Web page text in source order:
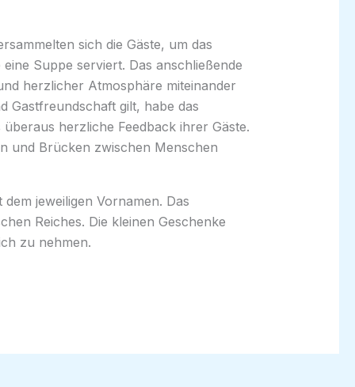
sich die Gäste, um das
Suppe serviert. Das anschließende
herzlicher Atmosphäre miteinander
Gastfreundschaft gilt, habe das
herzliche Feedback ihrer Gäste.
und Brücken zwischen Menschen
jeweiligen Vornamen. Das
Reiches. Die kleinen Geschenke
zu nehmen.